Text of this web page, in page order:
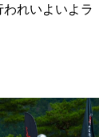
れいよいよラ